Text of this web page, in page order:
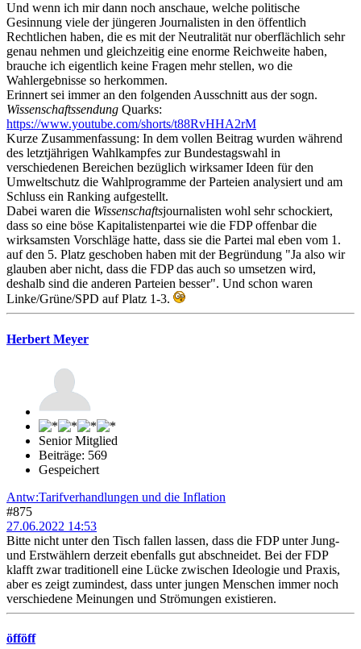
Und wenn ich mir dann noch anschaue, welche politische
Gesinnung viele der jüngeren Journalisten in den öffentlich
Rechtlichen haben, die es mit der Neutralität nur oberflächlich sehr
genau nehmen und gleichzeitig eine enorme Reichweite haben,
brauche ich eigentlich keine Fragen mehr stellen, wo die
Wahlergebnisse so herkommen.
Erinnert sei immer an den folgenden Ausschnitt aus der sogn.
Wissenschaftssendung Quarks:
https://www.youtube.com/shorts/t88RvHHA2rM
Kurze Zusammenfassung: In dem vollen Beitrag wurden während
des letztjährigen Wahlkampfes zur Bundestagswahl in
verschiedenen Bereichen bezüglich wirksamer Ideen für den
Umweltschutz die Wahlprogramme der Parteien analysiert und am
Schluss ein Ranking aufgestellt.
Dabei waren die Wissenschaftsjournalisten wohl sehr schockiert,
dass so eine böse Kapitalistenpartei wie die FDP offenbar die
wirksamsten Vorschläge hatte, dass sie die Partei mal eben vom 1.
auf den 5. Platz geschoben haben mit der Begründung "Ja also wir
glauben aber nicht, dass die FDP das auch so umsetzen wird,
deshalb sind die anderen Parteien besser". Und schon waren
Linke/Grüne/SPD auf Platz 1-3.
Herbert Meyer
Senior Mitglied
Beiträge: 569
Gespeichert
Antw:Tarifverhandlungen und die Inflation
#875
27.06.2022 14:53
Bitte nicht unter den Tisch fallen lassen, dass die FDP unter Jung-
und Erstwählern derzeit ebenfalls gut abschneidet. Bei der FDP
klafft zwar traditionell eine Lücke zwischen Ideologie und Praxis,
aber es zeigt zumindest, dass unter jungen Menschen immer noch
verschiedene Meinungen und Strömungen existieren.
öfföff